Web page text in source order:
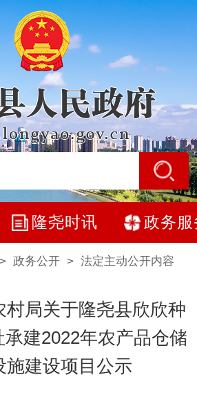
隆尧时讯 政务服
> 政务公开> 法定主动公开内容
村局关于隆尧县欣欣种
建2022年农产品仓储
施建设项目公示